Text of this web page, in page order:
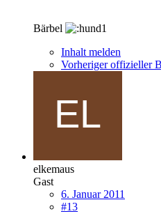
Bärbel
Inhalt melden
Vorheriger offizieller
elkemaus
Gast
6. Januar 2011
#13